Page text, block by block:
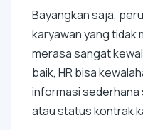
Bayangkan saja,
karyawan yang tidak
merasa sangat
baik, HR bisa
informasi
atau status kontrak